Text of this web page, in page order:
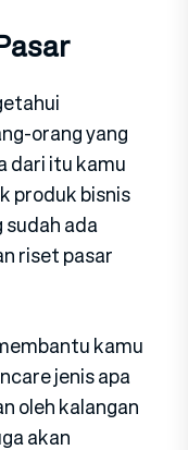
orang yang
dari itu kamu
produk bisnis
sudah ada
riset pasar
kamu
jenis apa
oleh kalangan
akan